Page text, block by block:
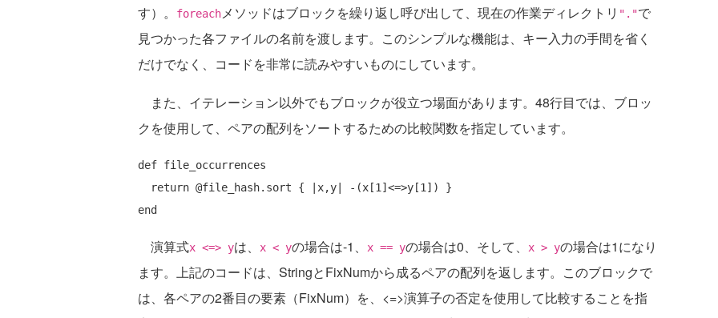
す）。
foreachメソッドはブロックを繰り返し呼び出して、現在の作業ディレクトリ "."で
見つかった各ファイルの名前を渡します。このシンプルな機能は、キー入力の手間を省く
だけでなく、コードを非常に読みやすいものにしています。
また、イテレーション以外でもブロックが役立つ場面があります。48行目では、ブロッ
クを使用して、ペアの配列をソートするための比較関数を指定しています。
def file_occurrences
return
end
演算式x <=> yは、 x < yの場合は-1、 x == yの場合は0、そして、 x > yの場合は1になり
ます。上記のコードは、StringとFixNumから成るペアの配列を返します。このブロックで
は、各ペアの2番目の要素（FixNum）を、<=>演算子の否定を使用して比較することを指